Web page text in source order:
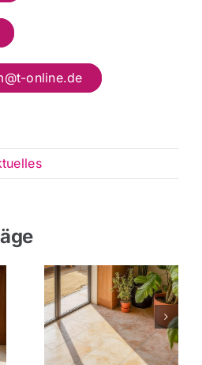
online.de
Fliesen für
Küche und
Essbereich